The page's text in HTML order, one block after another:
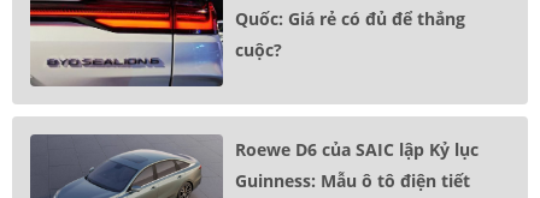
Quốc: Giá rẻ có đủ để thắng
cuộc?
Roewe D6 của SAIC lập Kỷ lục
Guinness: Mẫu ô tô điện tiết